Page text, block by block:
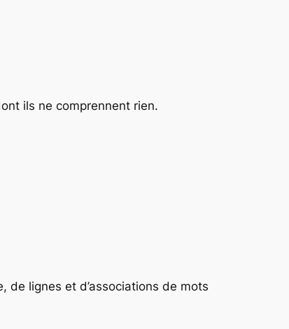
ils ne comprennent rien.
lignes et d’associations de mots